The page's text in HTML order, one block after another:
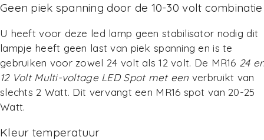
Geen piek spanning door de 10-30 volt combinatie
U heeft voor deze led lamp geen stabilisator nodig dit
lampje heeft geen last van piek spanning en is te
gebruiken voor zowel 24 volt als 12 volt. De MR16 24
12 Volt Multi-voltage LED Spot met een verbruikt van
slechts 2 Watt. Dit vervangt een MR16 spot van 20-25
Watt.
Kleur temperatuur